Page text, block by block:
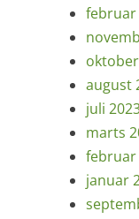
februar
august
juli
marts
februar
januar